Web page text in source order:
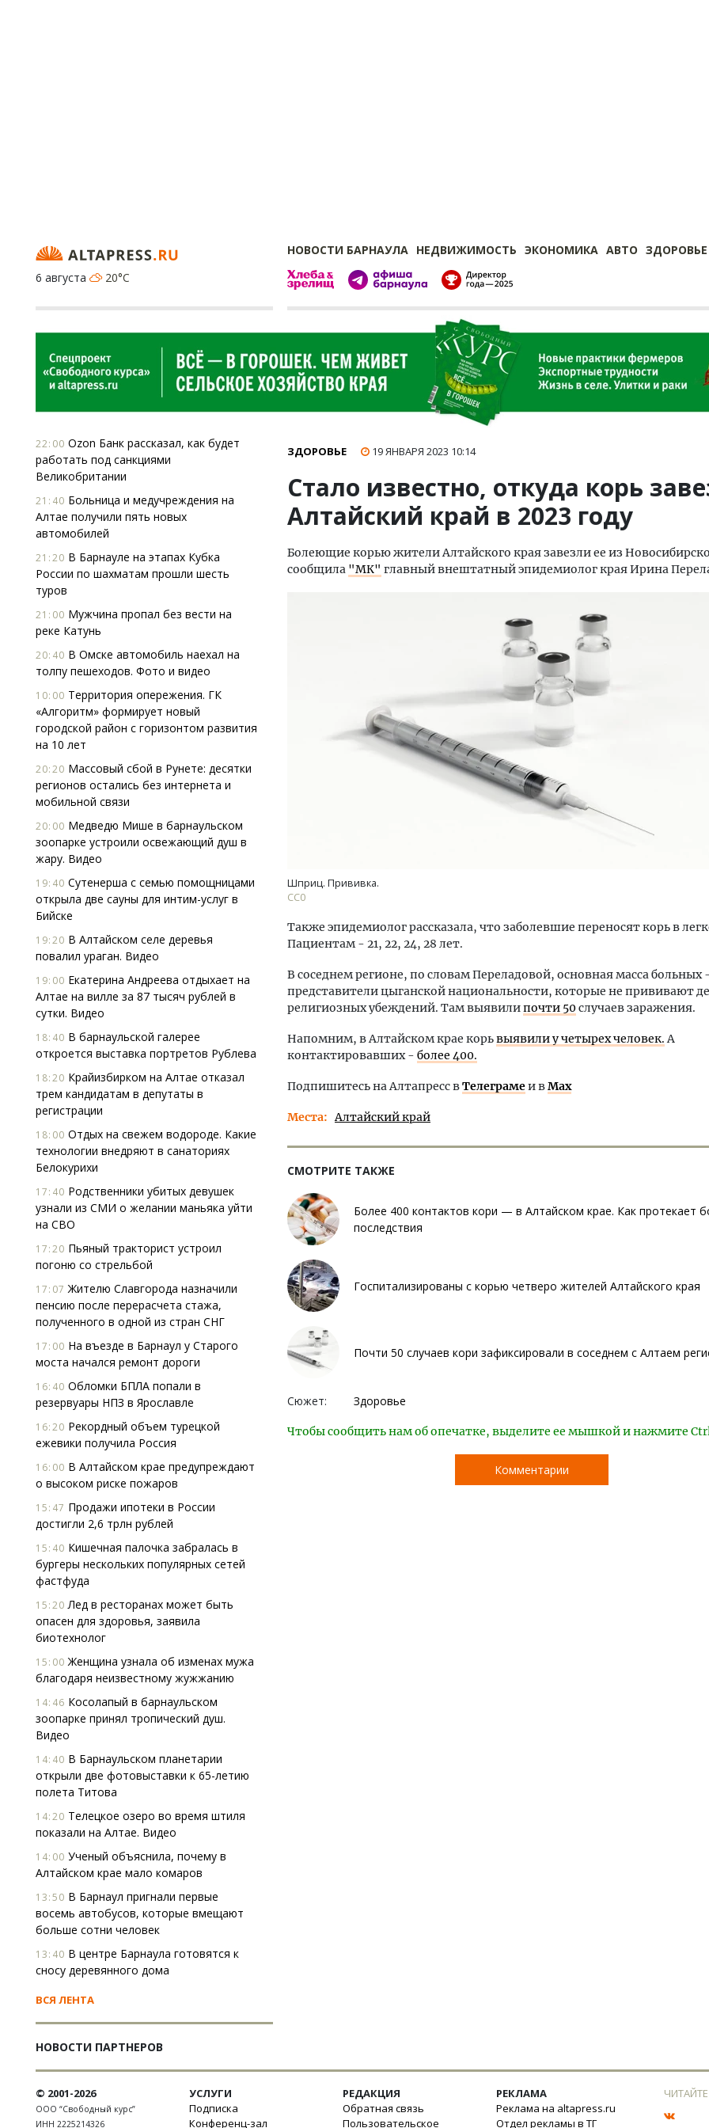
НОВОСТИ БАРНАУЛА НЕДВИЖИМОСТЬ ЭКОНОМИКА АВТО ЗДОРОВЬЕ
6 августа
20°C
22:00 Ozon Банк рассказал, как будет
работать под санкциями
Великобритании
21:40 Больница и медучреждения на
Алтае получили пять новых
автомобилей
21:20 В Барнауле на этапах Кубка
России по шахматам прошли шесть
туров
21:00 Мужчина пропал без вести на
реке Катунь
20:40 В Омске автомобиль наехал на
толпу пешеходов. Фото и видео
10:00 Территория опережения. ГК
«Алгоритм» формирует новый
городской район с горизонтом развития
на 10 лет
20:20 Массовый сбой в Рунете: десятки
регионов остались без интернета и
мобильной связи
20:00 Медведю Мише в барнаульском
зоопарке устроили освежающий душ в
жару. Видео
19:40 Сутенерша с семью помощницами
открыла две сауны для интим-услуг в
Бийске
19:20 В Алтайском селе деревья
повалил ураган. Видео
19:00 Екатерина Андреева отдыхает на
Алтае на вилле за 87 тысяч рублей в
сутки. Видео
18:40 В барнаульской галерее
откроется выставка портретов Рублева
18:20 Крайизбирком на Алтае отказал
трем кандидатам в депутаты в
регистрации
18:00 Отдых на свежем водороде. Какие
технологии внедряют в санаториях
Белокурихи
17:40 Родственники убитых девушек
узнали из СМИ о желании маньяка уйти
на СВО
17:20 Пьяный тракторист устроил
погоню со стрельбой
17:07 Жителю Славгорода назначили
пенсию после перерасчета стажа,
полученного в одной из стран СНГ
17:00 На въезде в Барнаул у Старого
моста начался ремонт дороги
16:40 Обломки БПЛА попали в
резервуары НПЗ в Ярославле
16:20 Рекордный объем турецкой
ежевики получила Россия
16:00 В Алтайском крае предупреждают
о высоком риске пожаров
15:47 Продажи ипотеки в России
достигли 2,6 трлн рублей
15:40 Кишечная палочка забралась в
бургеры нескольких популярных сетей
фастфуда
15:20 Лед в ресторанах может быть
опасен для здоровья, заявила
биотехнолог
15:00 Женщина узнала об изменах мужа
благодаря неизвестному жужжанию
14:46 Косолапый в барнаульском
зоопарке принял тропический душ.
Видео
14:40 В Барнаульском планетарии
открыли две фотовыставки к 65-летию
полета Титова
14:20 Телецкое озеро во время штиля
показали на Алтае. Видео
14:00 Ученый объяснила, почему в
Алтайском крае мало комаров
13:50 В Барнаул пригнали первые
восемь автобусов, которые вмещают
больше сотни человек
13:40 В центре Барнаула готовятся к
сносу деревянного дома
ВСЯ ЛЕНТА
НОВОСТИ ПАРТНЕРОВ
ЗДОРОВЬЕ 19 ЯНВАРЯ 2023 10:14
Стало известно, откуда корь
Алтайский край в 2023 году
Болеющие корью жители Алтайского края завезли ее из
сообщила "МК" главный внештатный эпидемиолог края Ирина
Шприц. Прививка.
СС0
Также эпидемиолог рассказала, что заболевшие переносят корь в
Пациентам - 21, 22, 24, 28 лет.
В соседнем регионе, по словам Переладовой, основная масса больных
представители цыганской национальности, которые не прививают
религиозных убеждений. Там выявилипочти 50случаев заражения.
Напомним, в Алтайском крае корьвыявили у четырех человек.А
контактировавших - более 400.
Подпишитесь на Алтапресс вТелеграмеи вMax
Места Алтайский край
СМОТРИТЕ ТАКЖЕ
Более 400 контактов кори — в Алтайском крае. Как протекает
последствия
Госпитализированы с корью четверо жителей Алтайского края
Почти 50 случаев кори зафиксировали в соседнем с Алтаем
Сюжет: Здоровье
Чтобы сообщить нам об опечатке, выделите ее мышкой и нажмите
Комментарии
© 2001-2026
ООО “Свободный курс”
ИНН 2225214326
УСЛУГИ
Подписка
Конференц-зал
РЕДАКЦИЯ
Обратная связь
Пользовательское
РЕКЛАМА
Реклама на altapress.ru
Отдел рекламы в ТГ